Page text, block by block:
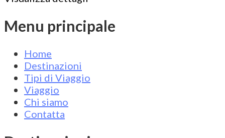
Menu principale
Home
Destinazioni
Tipi di Viaggio
Viaggio
Chi siamo
Contatta